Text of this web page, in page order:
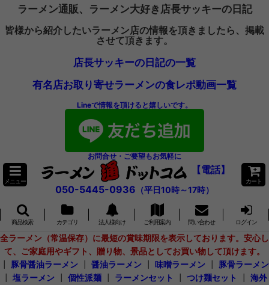
ラーメン通販、ラーメン大好き店長サッキーの日記
皆様から紹介したいラーメン店の情報を頂きましたら、掲載
させて頂きます。
店長サッキーの日記の一覧
有名店お取り寄せラーメンの食レポ動画一覧
Lineで情報を頂けると嬉しいです。
お問合せ・ご要望もお気軽に
メニュー
【電話】
050-5445-0936 （平日10時～17時）
カート
商品検索 カテゴリ 法人様向け ご利用案内 問い合わせ ログイン
全ラーメン（常温保存）に最短の賞味期限を表示しております。安心し
て、ご家庭用やギフト、贈り物、景品としてお買い物して頂けます。
豚骨醤油ラーメン 醤油ラーメン 味噌ラーメン
豚骨ラーメン
塩ラーメン 個性派麺 ラーメンセット つけ麺セット
海外